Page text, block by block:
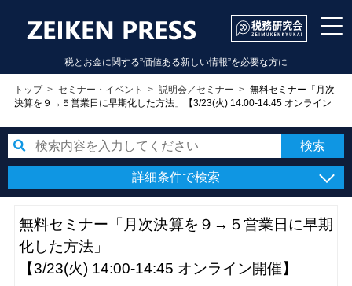
税とお金に関する”価値ある新しい情報”を必要な方に
トップ セミナー・イベント 説明会／セミナー
無料セミナー「月次
決算を９→５営業日に早期化した方法」【3/23(火) 14:00-14:45 オンライン
詳細条件で検索
無料セミナー「月次決算を９→５営業日に早期
化した方法」
【3/23(火) 14:00-14:45 オンライン開催】